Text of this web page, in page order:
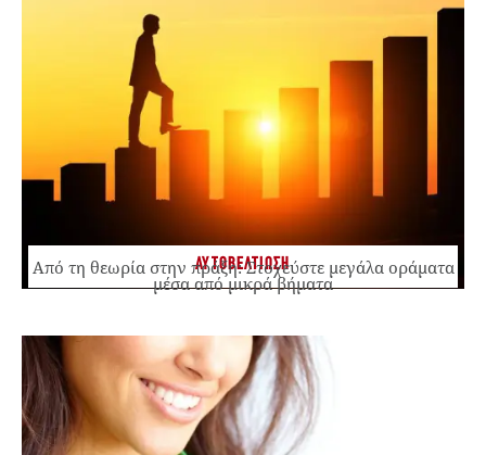
ΑΥΤΟΒΕΛΤΙΩΣΗ
Από τη θεωρία στην πράξη: Στοχεύστε μεγάλα οράματα
μέσα από μικρά βήματα